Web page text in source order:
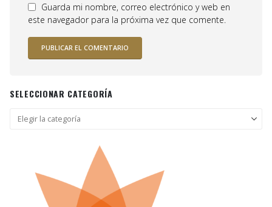
Guarda mi nombre, correo electrónico y web en
este navegador para la próxima vez que comente.
SELECCIONAR CATEGORÍA
Seleccionar
categoría